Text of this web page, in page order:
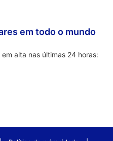
em todo o mundo
alta nas últimas 24 horas: